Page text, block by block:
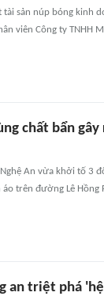
sản núp bóng kinh
viên Công ty TNHH
chất bẩn
An vừa khởi tố 3
trên đường Lê Hồng
an triệt phá